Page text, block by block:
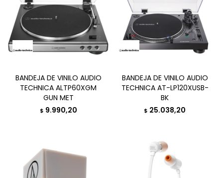
BANDEJA DE VINILO AUDIO
TECHNICA ALTP60XGM
GUN MET
$ 9.990,20
BANDEJA DE VINILO AUDIO
TECHNICA AT-LP120XUSB-
BK
$ 25.038,20